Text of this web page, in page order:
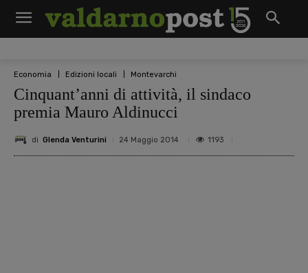
Economia Edizioni locali Montevarchi
Cinquant’anni di attività, il sindaco
premia Mauro Aldinucci
di Glenda Venturini 24 Maggio 2014 1193